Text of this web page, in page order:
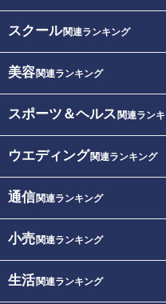
スクール関連ランキング
美容関連ランキング
スポーツ＆ヘルス 関連ラン
ウエディング関連ランキング
通信関連ランキング
小売関連ランキング
生活関連ランキング